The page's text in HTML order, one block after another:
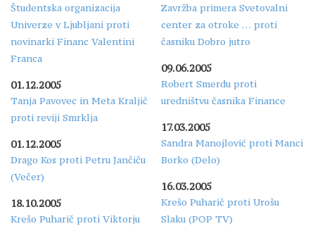
Študentska organizacija
Univerze v Ljubljani proti
novinarki Financ Valentini
Franca
01.12.2005
Tanja Pavovec in Meta Kraljič
proti reviji Smrklja
01.12.2005
Drago Kos proti Petru Jančiču
(Večer)
18.10.2005
Krešo Puharič proti Viktorju
Zavržba primera Svetovalni
center za otroke … proti
časniku Dobro jutro
09.06.2005
Robert Smerdu proti
uredništvu časnika Finance
17.03.2005
Sandra Manojlović proti Manci
Borko (Delo)
16.03.2005
Krešo Puharič proti Urošu
Slaku (POP TV)